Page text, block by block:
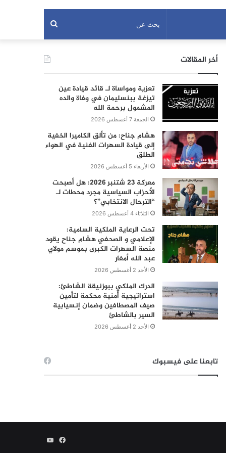
بحث
عن أخر المقالات
تعزية ومواساة لـ قائد قيادة عين
تيزغة ببنسليمان في وفاة والده
المشمول برحمة الله
الجمعة 7 أغسطس 2026
هشام جناح: من تألق الكاميرا الخفية
إلى قيادة السهرات الفنية في الهواء
الطلق
الأربعاء 5 أغسطس 2026
معركة 23 شتنبر 2026: هل أصبحت
الأحزاب السياسية مجرد محطات لـ
“الترحال الانتخابي”؟
الثلاثاء 4 أغسطس 2026
تحت الرعاية الملكية السامية:
الإعلامي و الصحفي هشام جناح يقود
منصة السهرات الكبرى بموسم مولاي
عبد الله أمغار
الأحد 2 أغسطس 2026
الدرك الملكي ببوزنيقة الشاطئ:
استراتيجية أمنية محكمة لتأمين
صيف المصطافين وضمان إنسيابية
السير بالشاطئ
الأحد 2 أغسطس 2026
تابعنا على فيسبوك
فيسبوكيوتيوب